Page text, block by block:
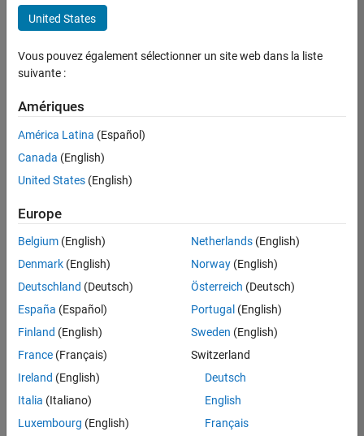
FILTRER PAR
Stages
Finances et opérations
Ressources humaines
Actuellement,
aucune
offre
d'emploi
correspondant
à vos
critères
de
recherche.
Vous
pouvez
élargir
votre
recherche
ou
afficher
l’ensemble
United States
Vous pouvez également sélectionner un site web dans la liste
suivante :
Amériques
América Latina (Español)
Canada (English)
United States (English)
Europe
Belgium (English)
Denmark (English)
Deutschland (Deutsch)
España (Español)
Finland (English)
France (Français)
Ireland (English)
Italia (Italiano)
Luxembourg (English)
Netherlands(English)
Norway(English)
Österreich (Deutsch)
Portugal (English)
Sweden (English)
Switzerland
Deutsch
English
Français